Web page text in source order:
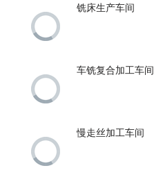
铣床生产车间
车铣复合加工车间
慢走丝加工车间